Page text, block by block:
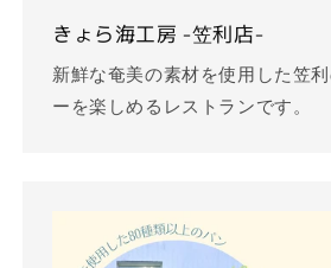
きょら海工房 -笠利店-
新鮮な奄美の素材を使用した笠
ーを楽しめるレストランです。